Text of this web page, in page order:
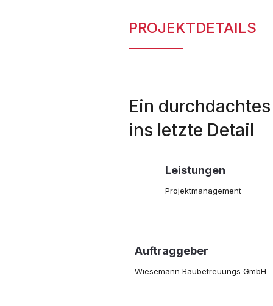
PROJEKTDETAILS
Ein
ins letzte Detail
Leistungen
Projektmanagement
Auftraggeber
Wiesemann Baubetreuungs GmbH